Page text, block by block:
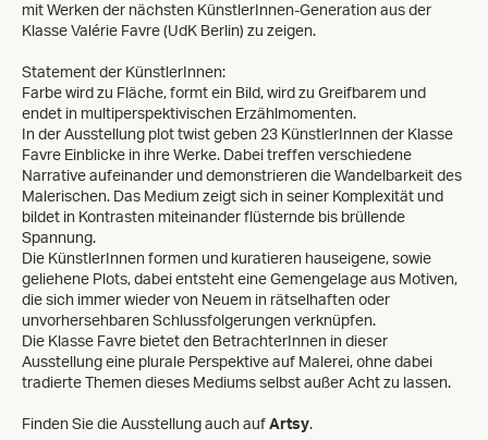
mit Werken der nächsten KünstlerInnen-Generation aus der
Klasse Valérie Favre (UdK Berlin) zu zeigen.
Statement der KünstlerInnen:
Farbe wird zu Fläche, formt ein Bild, wird zu Greifbarem und
endet in multiperspektivischen Erzählmomenten.
In der Ausstellung plot twist geben 23 KünstlerInnen der Klasse
Favre Einblicke in ihre Werke. Dabei treffen verschiedene
Narrative aufeinander und demonstrieren die Wandelbarkeit des
Malerischen. Das Medium zeigt sich in seiner Komplexität und
bildet in Kontrasten miteinander flüsternde bis brüllende
Spannung.
Die KünstlerInnen formen und kuratieren hauseigene, sowie
geliehene Plots, dabei entsteht eine Gemengelage aus Motiven,
die sich immer wieder von Neuem in rätselhaften oder
unvorhersehbaren Schlussfolgerungen verknüpfen.
Die Klasse Favre bietet den BetrachterInnen in dieser
Ausstellung eine plurale Perspektive auf Malerei, ohne dabei
tradierte Themen dieses Mediums selbst außer Acht zu lassen.
Finden Sie die Ausstellung auch auf Artsy.